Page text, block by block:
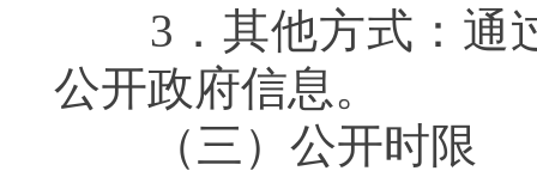
3．其他方式：通过
公开政府信息。
（三）公开时限